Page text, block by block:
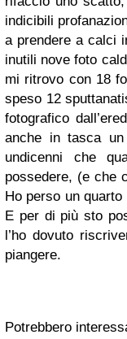
indicibili
a prendere a calci
inutili nove foto
mi ritrovo con 18
speso 12
fotografico
anche in tasca un
undicenni che
possedere, (e che
Ho perso un
E per di più sto
l’ho dovuto
piangere.
Potrebbero